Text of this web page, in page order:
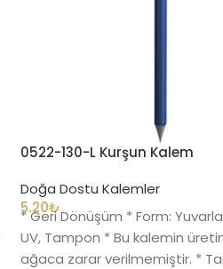
0522-130-L Kurşun Kalem
Doğa Dostu Kalemler
5.20₺
* Geri Dönüşüm * Form:
UV, Tampon * Bu kalemin
ağaca zarar verilmemiştir. *